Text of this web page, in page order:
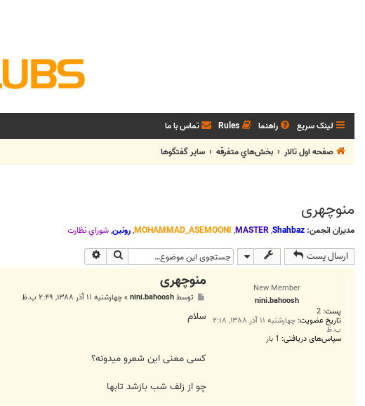
لینک سریع راهنما Rules تماس با ما
صفحه اول تالار
بخش‌‌هاي متفرقه ساير گفتگوها
منوچهری
مدیران انجمن: Shahbaz
,
MASTER
,
MOHAMMAD_ASEMOONI
,رونین,شوراي نظارت
ارسال پست جستجو
New Member
nini.bahoosh
پست: 2
تاریخ عضویت: چهارشنبه ۱۱ آذر ۱۳۸۸, ۲:۱۸
ب.ظ
سپاس‌های دریافتی: 1 بار
منوچهری
ت
توسطnini.bahoosh
»چهارشنبه ۱۱ آذر ۱۳۸۸, ۲:۴۹ ب.ظ
سلام
کسی معنی این شعرو میدونه؟
چو از زلف شب بازشد تابها